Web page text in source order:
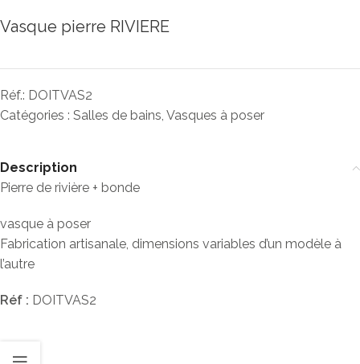
Vasque pierre RIVIERE
Réf.: DOITVAS2
Catégories : Salles de bains, Vasques à poser
Description
Pierre de rivière + bonde
vasque à poser
Fabrication artisanale, dimensions variables d’un modèle à
l’autre
Réf : DOITVAS2